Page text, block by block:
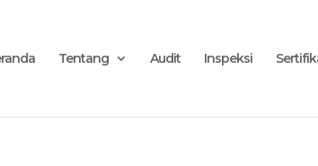
Tentang Audit Inspeksi